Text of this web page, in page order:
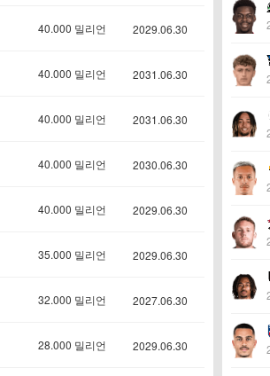
40.000 밀리언 2029.06.30
40.000 밀리언 2031.06.30
40.000 밀리언 2031.06.30
40.000 밀리언 2030.06.30
40.000 밀리언 2029.06.30
35.000 밀리언 2029.06.30
32.000 밀리언 2027.06.30
28.000 밀리언 2029.06.30